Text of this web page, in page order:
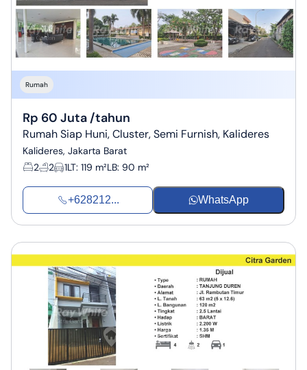
Rumah
Rp 60 Juta /tahun
Rumah Siap Huni, Cluster, Semi Furnish, Kalideres
Kalideres, Jakarta Barat
2
2 1LT: 119 m²LB: 90 m²
+628212... WhatsApp